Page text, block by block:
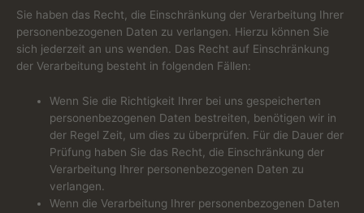
Sie haben das Recht, die Einschränkung der Verarbeitung Ihrer
personenbezogenen Daten zu verlangen. Hierzu können Sie
sich jederzeit an uns wenden. Das Recht auf Einschränkung
der Verarbeitung besteht in folgenden Fällen:
Wenn Sie die Richtigkeit Ihrer bei uns gespeicherten
personenbezogenen Daten bestreiten, benötigen wir in
der Regel Zeit, um dies zu überprüfen. Für die Dauer der
Prüfung haben Sie das Recht, die Einschränkung der
Verarbeitung Ihrer personenbezogenen Daten zu
verlangen.
Wenn die Verarbeitung Ihrer personenbezogenen Daten